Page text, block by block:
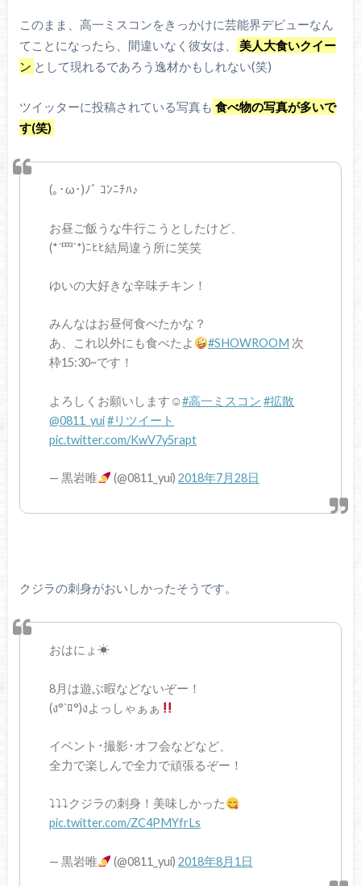
このまま、高一ミスコンをきっかけに芸能界デビューなん
てことになったら、間違いなく彼女は、
美人大食いクイー
ン として現れるであろう逸材かもしれない(笑)
ツイッターに投稿されている写真も 食べ物の写真が多いで
す(笑)
(｡･ω･)ﾉﾞ ｺﾝﾆﾁﾊ♪
お昼ご飯うな牛行こうとしたけど、
(*´罒`*)ﾆﾋﾋ結局違う所に笑笑
ゆいの大好きな辛味チキン！
みんなはお昼何食べたかな？
あ、これ以外にも食べたよ
#SHOWROOM 次
枠15:30~です！
よろしくお願いします☺︎︎#高一ミスコン #拡散
@0811_yui#リツイート
pic.twitter.com/KwV7y5rapt
— 黒岩唯 (@0811_yui) 2018年7月28日
クジラの刺身がおいしかったそうです。
おはにょ☀︎
8月は遊ぶ暇などないぞー！
(ง°`ﾛ°)งよっしゃぁぁ
イベント･撮影･オフ会などなど、
全力で楽しんで全力で頑張るぞー！
⤵︎⤵︎⤵︎クジラの刺身！美味しかった
pic.twitter.com/ZC4PMYfrLs
— 黒岩唯 (@0811_yui) 2018年8月1日